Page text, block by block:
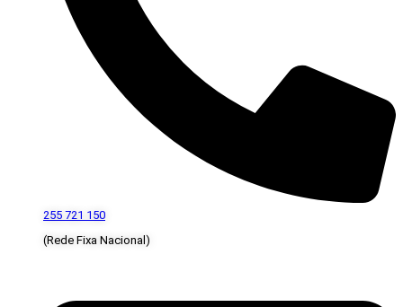
255 721 150
(Rede Fixa Nacional)